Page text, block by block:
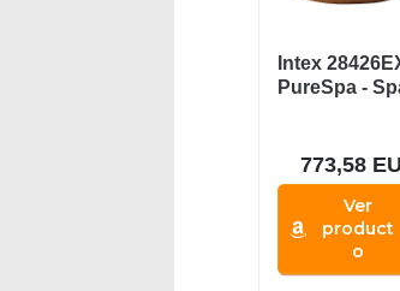
Intex
PureSpa -
773,58
Ver
product
o